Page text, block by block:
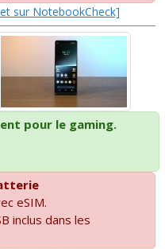
sur NotebookCheck]
pour le gaming.
eSIM.
inclus dans les